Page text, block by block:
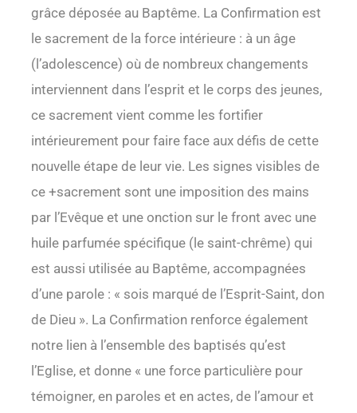
grâce déposée au Baptême. La Confirmation est
le sacrement de la force intérieure : à un âge
(l’adolescence) où de nombreux changements
interviennent dans l’esprit et le corps des jeunes,
ce sacrement vient comme les fortifier
intérieurement pour faire face aux défis de cette
nouvelle étape de leur vie. Les signes visibles de
ce +sacrement sont une imposition des mains
par l’Evêque et une onction sur le front avec une
huile parfumée spécifique (le saint-chrême) qui
est aussi utilisée au Baptême, accompagnées
d’une parole : « sois marqué de l’Esprit-Saint, don
de Dieu ». La Confirmation renforce également
notre lien à l’ensemble des baptisés qu’est
l’Eglise, et donne « une force particulière pour
témoigner, en paroles et en actes, de l’amour et